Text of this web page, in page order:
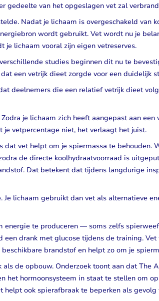
gedeelte van het opgeslagen vet zal
Nadat je lichaam is overgeschakeld van
wordt gebruikt. Vet wordt nu je
je lichaam vooral zijn eigen vetreserves.
studies beginnen dit nu te
een vetrijk dieet zorgde voor een duidelijk
deelnemers die een relatief vetrijk dieet
je lichaam zich heeft aangepast aan
vetpercentage niet, het verlaagt het juist.
vet helpt om je spiermassa te behouden.
de directe koolhydraatvoorraad is
Dat betekent dat tijdens langdurige
lichaam gebruikt dan vet als alternatieve
te produceren — soms zelfs
drank met glucose tijdens de training.
brandstof en helpt zo om je
de opbouw. Onderzoek toont aan dat The
het hormoonsysteem in staat te stellen om
helpt ook spierafbraak te beperken als